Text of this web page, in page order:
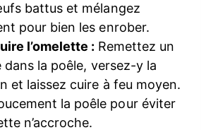
battus et mélangez
pour bien les enrober.
l’omelette : Remettez un
dans la poêle, versez-y la
et laissez cuire à feu moyen.
la poêle pour éviter
n’accroche.